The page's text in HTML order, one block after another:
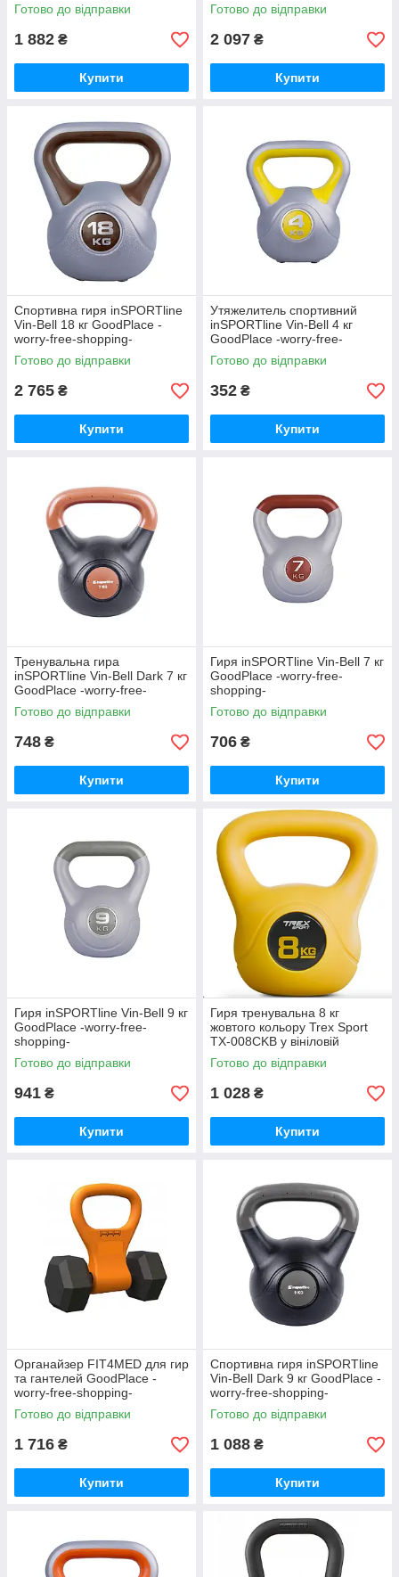
Готово до відправки
1 882 ₴
Купити
Готово до відправки
2 097 ₴
Купити
Спортивна гиря inSPORTline
Vin-Bell 18 кг GoodPlace -
worry-free-shopping-
Готово до відправки
2 765 ₴
Купити
Утяжелитель спортивний
inSPORTline Vin-Bell 4 кг
GoodPlace -worry-free-
shopping-
Готово до відправки
352 ₴
Купити
Тренувальна гира
inSPORTline Vin-Bell Dark 7 кг
GoodPlace -worry-free-
shopping-
Готово до відправки
748 ₴
Купити
Гиря inSPORTline Vin-Bell 7 кг
GoodPlace -worry-free-
shopping-
Готово до відправки
706 ₴
Купити
Гиря inSPORTline Vin-Bell 9 кг
GoodPlace -worry-free-
shopping-
Готово до відправки
941 ₴
Купити
Гиря тренувальна 8 кг
жовтого кольору Trex Sport
TX-008CKB у вініловій
оболонці GoodPlace -worry-
free-shopping-
Готово до відправки
1 028 ₴
Купити
Органайзер FIT4MED для гир
та гантелей GoodPlace -
worry-free-shopping-
Готово до відправки
1 716 ₴
Купити
Спортивна гиря inSPORTline
Vin-Bell Dark 9 кг GoodPlace -
worry-free-shopping-
Готово до відправки
1 088 ₴
Купити